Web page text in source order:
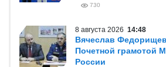
730
8 августа 2026 14:48
Вячеслав
Почетной грамотой
России